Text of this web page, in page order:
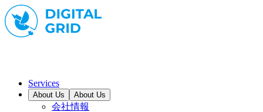
Services
About Us About Us
会社情報